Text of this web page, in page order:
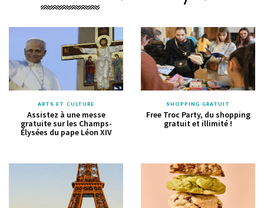
ARTS ET CULTURE
Assistez à une messe
gratuite sur les Champs-
Élysées du pape Léon XIV
SHOPPING GRATUIT
Free Troc Party, du shopping
gratuit et illimité !